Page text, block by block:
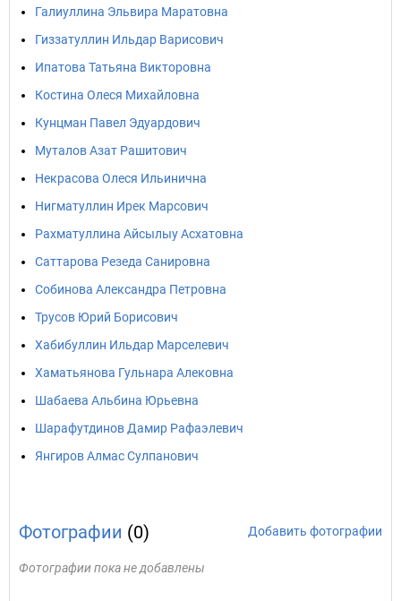
Галиуллина Эльвира Маратовна
Гиззатуллин Ильдар Варисович
Ипатова Татьяна Викторовна
Костина Олеся Михайловна
Кунцман Павел Эдуардович
Муталов Азат Рашитович
Некрасова Олеся Ильинична
Нигматуллин Ирек Марсович
Рахматуллина Айсылыу Асхатовна
Саттарова Резеда Санировна
Собинова Александра Петровна
Трусов Юрий Борисович
Хабибуллин Ильдар Марселевич
Хаматьянова Гульнара Алековна
Шабаева Альбина Юрьевна
Шарафутдинов Дамир Рафаэлевич
Янгиров Алмас Сулпанович
Фотографии (0) Добавить фотографии
Фотографии пока не добавлены